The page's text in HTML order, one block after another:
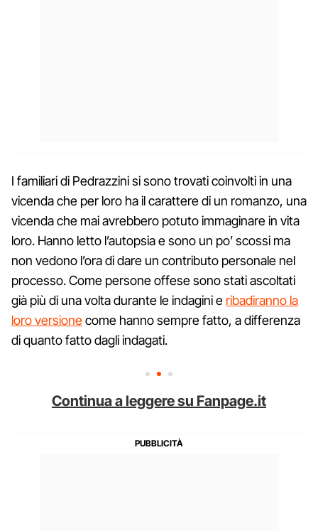
I familiari di Pedrazzini si sono trovati coinvolti in una
vicenda che per loro ha il carattere di un romanzo, una
vicenda che mai avrebbero potuto immaginare in vita
loro. Hanno letto l’autopsia e sono un po’ scossi ma
non vedono l’ora di dare un contributo personale nel
processo. Come persone offese sono stati ascoltati
già più di una volta durante le indagini e ribadiranno la
loro versionecome hanno sempre fatto, a differenza
di quanto fatto dagli indagati.
Continua a leggere su Fanpage.it